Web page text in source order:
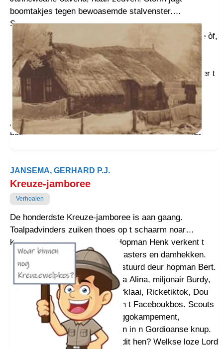
boomtakjes tegen bewoasemde stalvenster.
Schimmelpony Bio, pinken Grassie & Kloavertje en
sikje Lurfke kaauwen tevree. Zai schaaiden waarmte òf,
harmonie in de tiny klimoatkwint. Oppashondje Boa
snurkt as n zwien, vernemt niks. Mit n vegaprak op
woakt netuurboer Schriefkens op zien strobèrre onder t
plaggendak. Net wat veur Kreuzelu. Zuver miljeu,
zunder ongemak van stikstofboudel, TenneT,
NAMzwammers of Ziggosoezers. As störm boeten
indamt, valen boer d’ogen tou. Mit hounder op stok,
hoantje Droktemoa kraait boudel aanderdoags weer
JANSEMA, GERHARD P.J.
Kreuze-jamboree
Verhoalen
De honderdste Kreuze-jamboree is aan gaang.
Toalpadvinders zuiken thoes op t schaarm noar
keuzewelpkes. Wèl? Woar? Hopman Henk verkent t
pad onder meulens, bie wolverasters en damhekken.
Commandocentrum wordt aanstuurd deur hopman Bert.
Belhoamels Pé en Rinus, Akela Alina, miljonair Burdy,
Tou even doe, Wia, Harrie Diefklaai, Ricketiktok, Dou
Ais Aans Wat en Inge zuiken in t Faceboukbos. Scouts
Alex en Fries kniezen bie n Ziggokampement,
d’ainzoame kouknechtjes zitten in n Gordioanse knup.
2023 wordt dokeg, woar gaait dit hen? Welkse loze Lord